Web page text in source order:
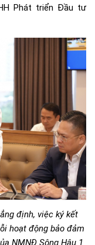
Phát triển Đầu tư
định, việc ký kết
hoạt động bảo đảm